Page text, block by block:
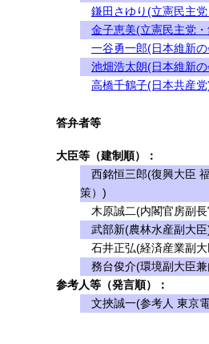
鎌田さゆり(立憲民主
金子恵美(立憲民主党
一谷勇一郎(日本維新
池畑浩太朗(日本維新
高橋千鶴子(日本共産党
答弁者等
大臣等（建制順）：
西銘恒三郎(復興大臣
策）)
木原誠二(内閣官房副長
武部新(農林水産副大臣
石井正弘(経済産業副大
務台俊介(環境副大臣兼
参考人等（発言順）：
文挾誠一(参考人 東京